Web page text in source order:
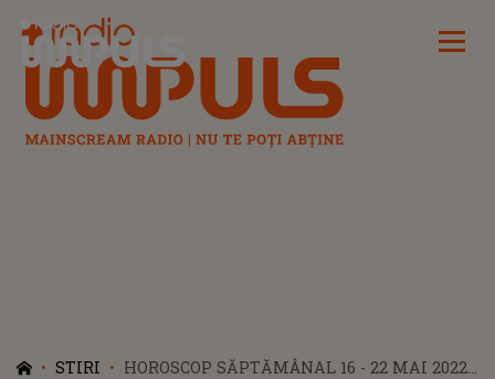
Radio Impuls
STIRI
HOROSCOP SĂPTĂMÂNAL 16 - 22 MAI 2022.